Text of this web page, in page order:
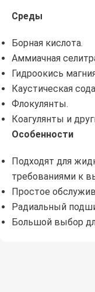
Среды
Борная кислота.
Аммиачная
Гидроокись
Каустическая
Флокулянты.
Коагулянты и
Особенности
Подходят для
требованиями к
Простое
Радиальный
Большой выбор